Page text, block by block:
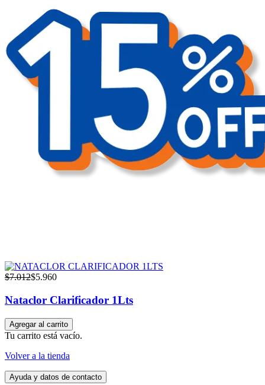
$7.012$5.960
Nataclor Clarificador 1Lts
Agregar al carrito
Tu carrito está vacío.
Volver a la tienda
Ayuda y datos de contacto